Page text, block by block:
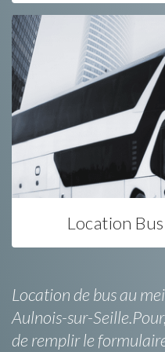
Location
Location de bus au
Aulnois-sur-
de remplir le